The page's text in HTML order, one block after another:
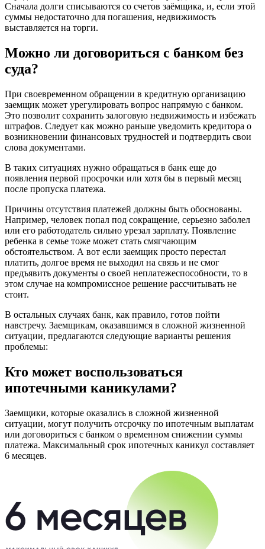
Сначала долги списываются со счетов заёмщика, и, если этой
суммы недостаточно для погашения, недвижимость
выставляется на торги.
Можно ли договориться с банком без
суда?
При своевременном обращении в кредитную организацию
заемщик может урегулировать вопрос напрямую с банком.
Это позволит сохранить залоговую недвижимость и избежать
штрафов. Следует как можно раньше уведомить кредитора о
возникновении финансовых трудностей и подтвердить свои
слова документами.
В таких ситуациях нужно обращаться в банк еще до
появления первой просрочки или хотя бы в первый месяц
после пропуска платежа.
Причины отсутствия платежей должны быть обоснованы.
Например, человек попал под сокращение, серьезно заболел
или его работодатель сильно урезал зарплату. Появление
ребенка в семье тоже может стать смягчающим
обстоятельством. А вот если заемщик просто перестал
платить, долгое время не выходил на связь и не смог
предъявить документы о своей неплатежеспособности, то в
этом случае на компромиссное решение рассчитывать не
стоит.
В остальных случаях банк, как правило, готов пойти
навстречу. Заемщикам, оказавшимся в сложной жизненной
ситуации, предлагаются следующие варианты решения
проблемы:
Кто может воспользоваться
ипотечными каникулами?
Заемщики, которые оказались в сложной жизненной
ситуации, могут получить отсрочку по ипотечным выплатам
или договориться с банком о временном снижении суммы
платежа. Максимальный срок ипотечных каникул составляет
6 месяцев.